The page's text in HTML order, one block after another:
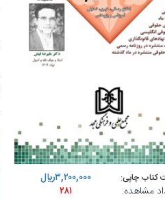
کتاب چاپی:
۳,۲۰۰,۰۰۰ريال
مشاهده:
۲۸۱